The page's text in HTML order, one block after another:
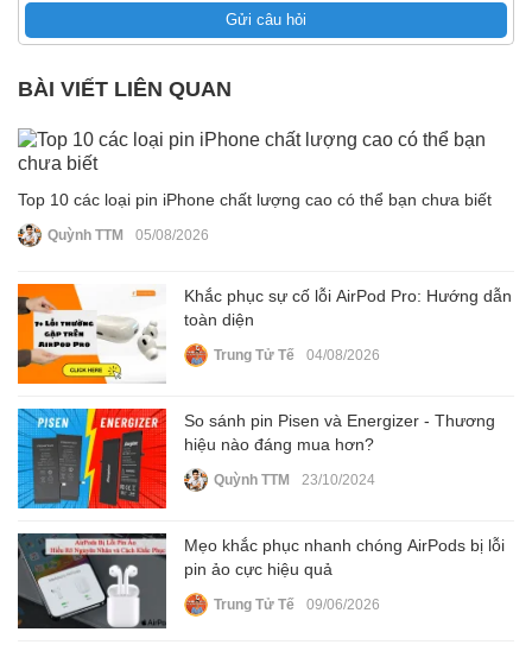
Gửi câu hỏi
BÀI VIẾT LIÊN QUAN
Top 10 các loại pin iPhone chất lượng cao có thể bạn chưa biết
Quỳnh TTM 05/08/2026
Khắc phục sự cố lỗi AirPod Pro: Hướng dẫn
toàn diện
Trung Tử Tế 04/08/2026
So sánh pin Pisen và Energizer - Thương
hiệu nào đáng mua hơn?
Quỳnh TTM 23/10/2024
Mẹo khắc phục nhanh chóng AirPods bị lỗi
pin ảo cực hiệu quả
Trung Tử Tế 09/06/2026